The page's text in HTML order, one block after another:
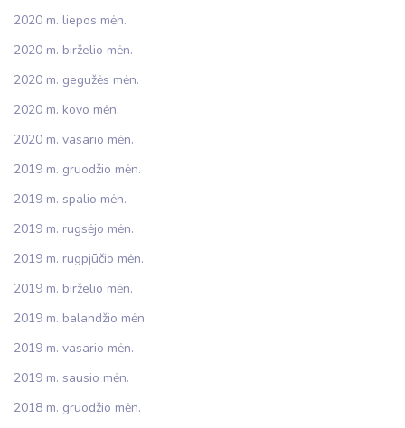
2020 m. liepos mėn.
2020 m. birželio mėn.
2020 m. gegužės mėn.
2020 m. kovo mėn.
2020 m. vasario mėn.
2019 m. gruodžio mėn.
2019 m. spalio mėn.
2019 m. rugsėjo mėn.
2019 m. rugpjūčio mėn.
2019 m. birželio mėn.
2019 m. balandžio mėn.
2019 m. vasario mėn.
2019 m. sausio mėn.
2018 m. gruodžio mėn.